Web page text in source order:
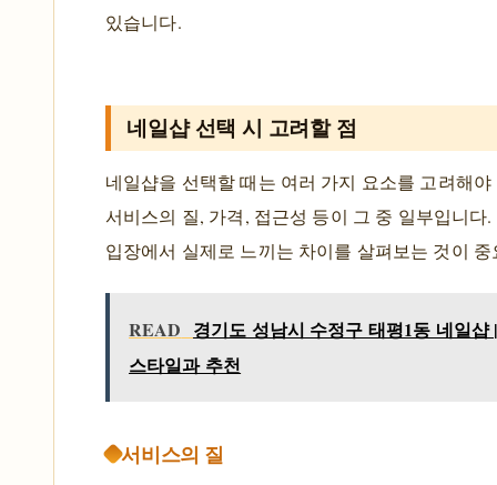
있습니다.
네일샵 선택 시 고려할 점
네일샵을 선택할 때는 여러 가지 요소를 고려해야
서비스의 질, 가격, 접근성 등이 그 중 일부입니다
입장에서 실제로 느끼는 차이를 살펴보는 것이
READ 경기도 성남시 수정구 태평1동 네일샵
스타일과 추천
서비스의 질